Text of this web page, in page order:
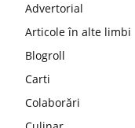
Advertorial
Articole în alte limbi
Blogroll
Carti
Colaborări